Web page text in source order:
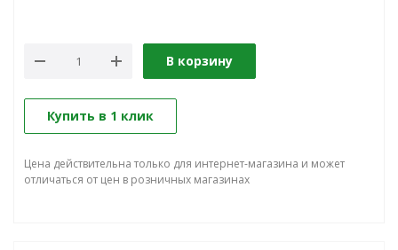
В корзину
Купить в 1 клик
Цена действительна только для интернет-магазина и может
отличаться от цен в розничных магазинах